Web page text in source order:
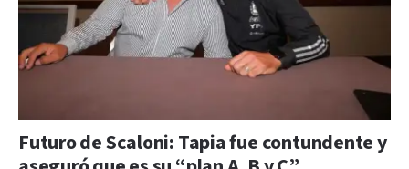
Futuro de Scaloni: Tapia fue contundente y